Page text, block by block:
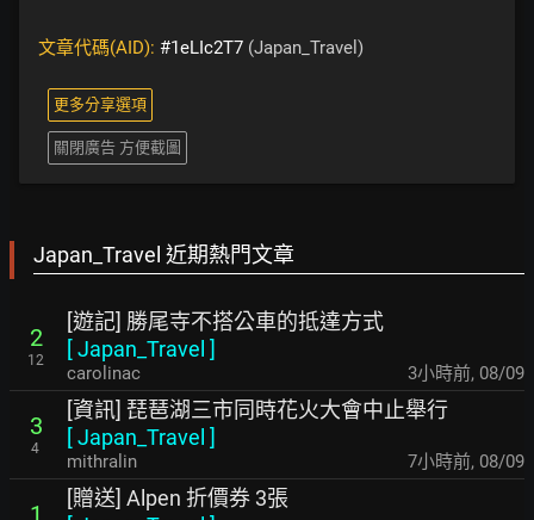
文章代碼(AID): #1eLIc2T7 (Japan_Travel)
更多分享選項
關閉廣告 方便截圖
Japan_Travel 近期熱門文章
2
12
[遊記] 勝尾寺不搭公車的抵達方式
[Japan_Travel ]
carolinac 3小時前, 08/09
3
4
[資訊] 琵琶湖三市同時花火大會中止舉行
[Japan_Travel ]
mithralin 7小時前, 08/09
[贈送] Alpen 折價券 3張